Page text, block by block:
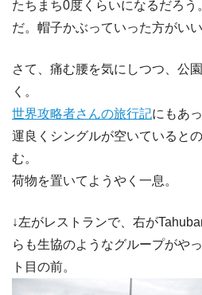
たちまち0度くらいになるだろう
だ。帽子かぶっていった方がい
さて、痛む腰を気にしつつ、公
く。
世界攻略者さんの旅行記にもあ
運良くシングルが空いていると
む。
荷物を置いてようやく一息。
↓左がレストランで、右が
らも生協のようなグループがや
ト目の前。